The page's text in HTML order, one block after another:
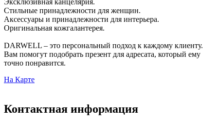
Стильные принадлежности для женщин.
Аксессуары и принадлежности для интерьера.
Оригинальная кожгалантерея.
DARWELL – это персональный подход к каждому клиенту.
Вам помогут подобрать презент для адресата, который ему
точно понравится.
На Карте
Контактная информация